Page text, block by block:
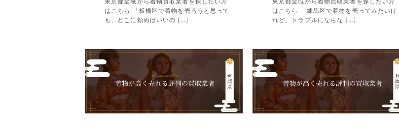
はこちら 「板橋区で着物を売ろうと思って
も、どこに頼めばいいの […]
はこちら 「練馬区で着物を売ってみたいけ
れど、トラブルにならな […]